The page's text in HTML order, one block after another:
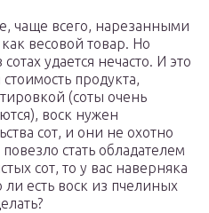
чаще всего, нарезанными
весовой товар. Но
удается нечасто. И это
продукта,
(соты очень
воск нужен
сот, и они не охотно
стать обладателем
сот, то у вас наверняка
есть воск из пчелиных